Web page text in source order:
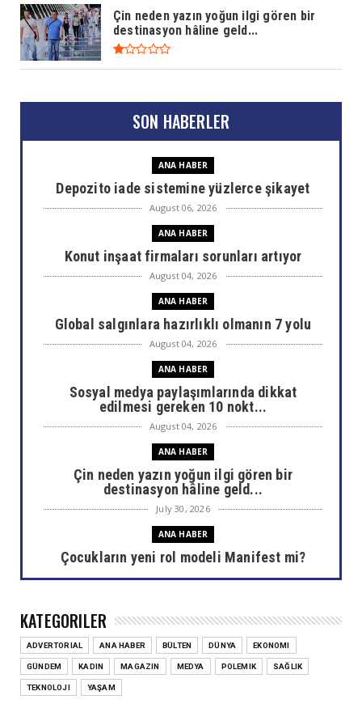
Çin neden yazın yoğun ilgi gören bir
destinasyon hâline geld...
SON HABERLER
ANA HABER
Depozito iade sistemine yüzlerce şikayet
August 06, 2026
ANA HABER
Konut inşaat firmaları sorunları artıyor
August 04, 2026
ANA HABER
Global salgınlara hazırlıklı olmanın 7 yolu
August 04, 2026
ANA HABER
Sosyal medya paylaşımlarında dikkat
edilmesi gereken 10 nokt...
August 04, 2026
ANA HABER
Çin neden yazın yoğun ilgi gören bir
destinasyon hâline geld...
July 30, 2026
ANA HABER
Çocukların yeni rol modeli Manifest mi?
July 30, 2026
Areda Survey araştırdı: AHBAP sonrası bağış
haritası değişti
July 30, 2026
KATEGORILER
ADVERTORIAL ANA HABER BÜLTEN DÜNYA EKONOMI
GÜNDEM KADIN MAGAZIN MEDYA POLEMIK SAĞLIK
TEKNOLOJI YAŞAM